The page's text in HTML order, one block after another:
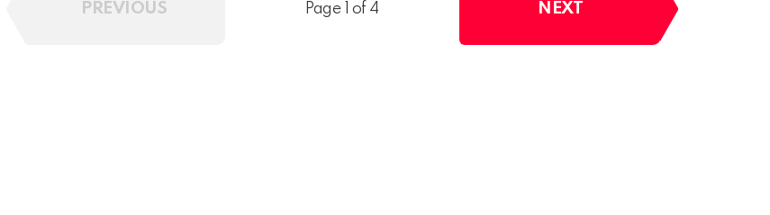
Page 1 of 4
PREVIOUS NEXT